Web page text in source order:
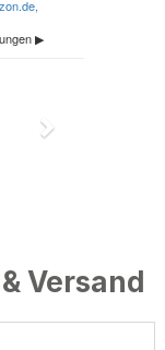
Versand